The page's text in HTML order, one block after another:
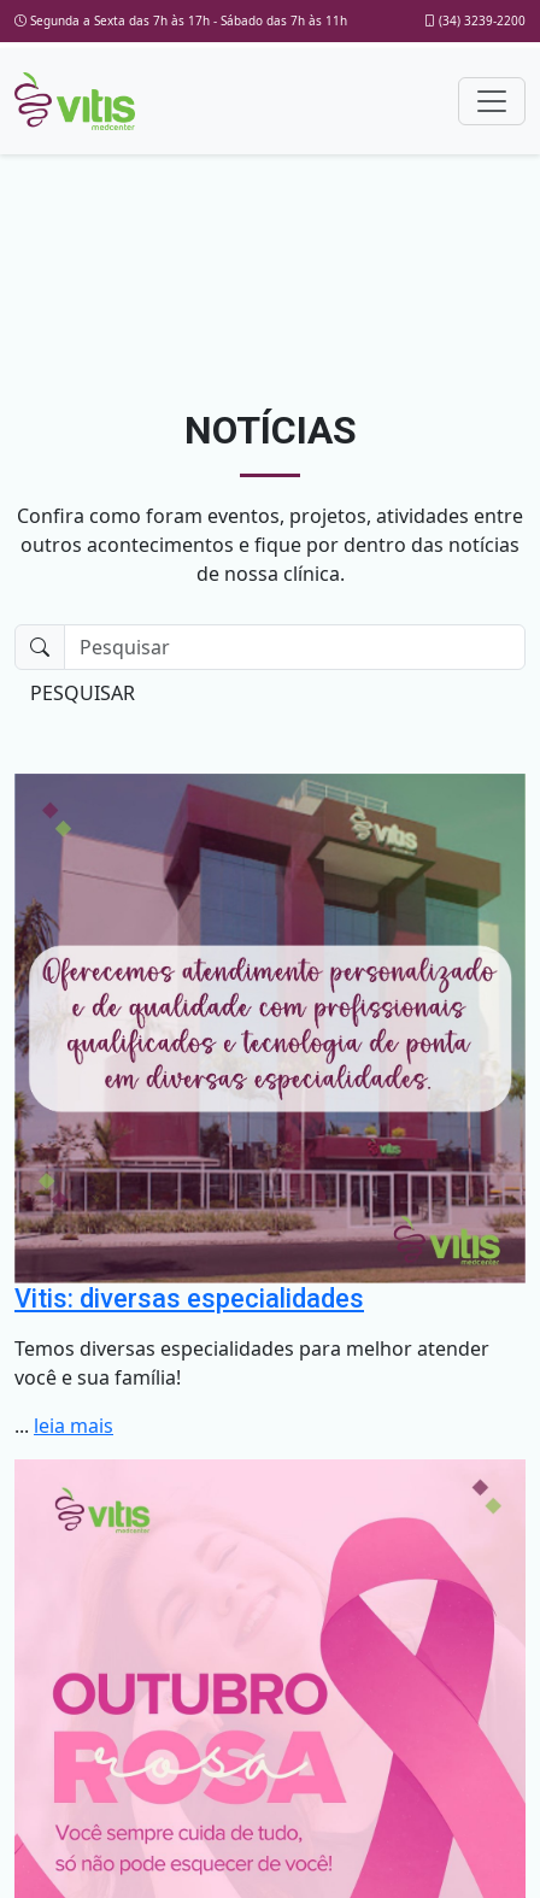
Segunda a Sexta das 7h às 17h - Sábado das 7h às 11h (34) 3239-2200
NOTÍCIAS
Confira como foram eventos, projetos, atividades entre
outros acontecimentos e fique por dentro das notícias
de nossa clínica.
PESQUISAR
Vitis: diversas especialidades
Temos diversas especialidades para melhor atender
você e sua família!
... leia mais